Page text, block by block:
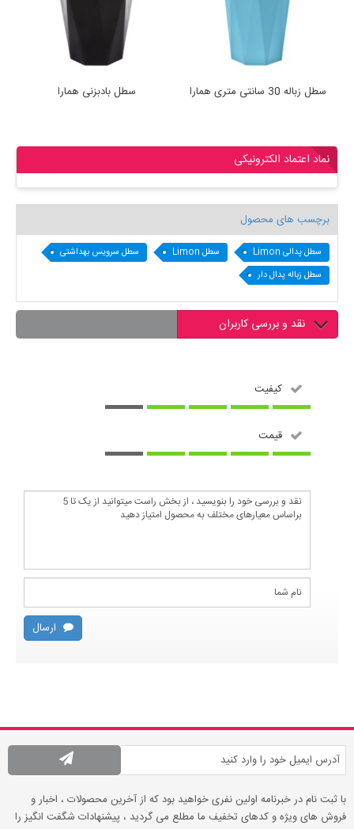
سطل بادبزنی همارا سطل زباله 30 سانتی متری همارا
نماد اعتماد الکترونیکی
برچسب های محصول
سطل پدالی Limon سطل Limon
سطل سرویس بهداشتی
سطل زباله پدال دار
نقد و بررسی کاربران
کیفیت
قیمت
ارسال
با ثبت نام در خبرنامه اولین نفری خواهید بود که از آخرین محصولات ، اخبار و
فروش های ویژه و کدهای تخفیف ما مطلع می گردید ، پیشنهادات شگفت انگیز را